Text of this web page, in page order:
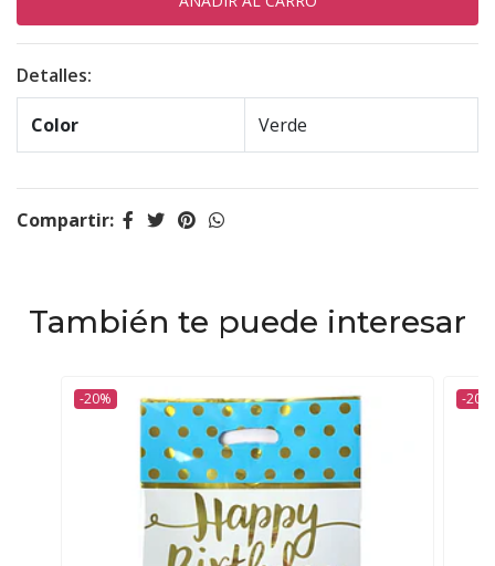
Detalles:
Color Verde
Compartir:
También te puede interesar
-20% -20%